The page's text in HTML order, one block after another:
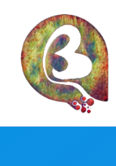
content